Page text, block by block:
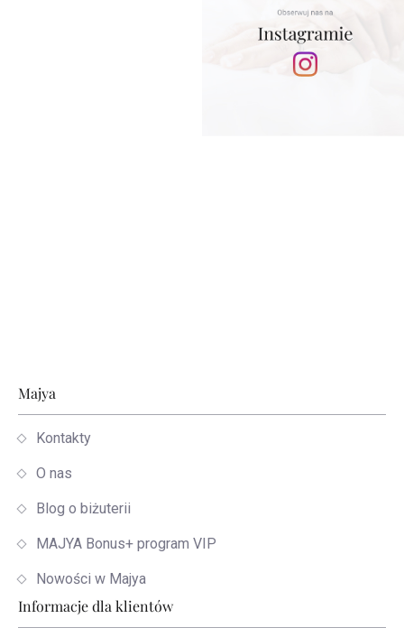
Stopka
Majya
Kontakty
O nas
Blog o biżuterii
MAJYA Bonus+ program VIP
Nowości w Majya
Informacje dla klientów